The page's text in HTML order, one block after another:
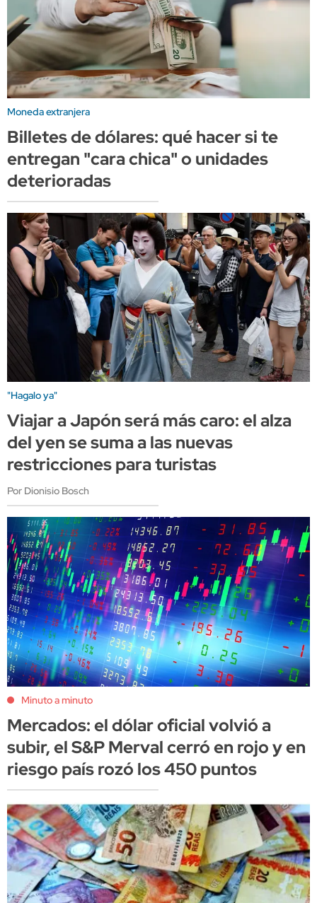
Moneda extranjera
Billetes de dólares: qué hacer si te
entregan "cara chica" o unidades
deterioradas
"Hagalo ya"
Viajar a Japón será más caro: el alza
del yen se suma a las nuevas
restricciones para turistas
Por Dionisio Bosch
Minuto a minuto
Mercados: el dólar oficial volvió a
subir, el S&P Merval cerró en rojo y en
riesgo país rozó los 450 puntos